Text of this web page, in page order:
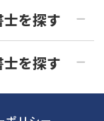
相談可能
を探す
を探す